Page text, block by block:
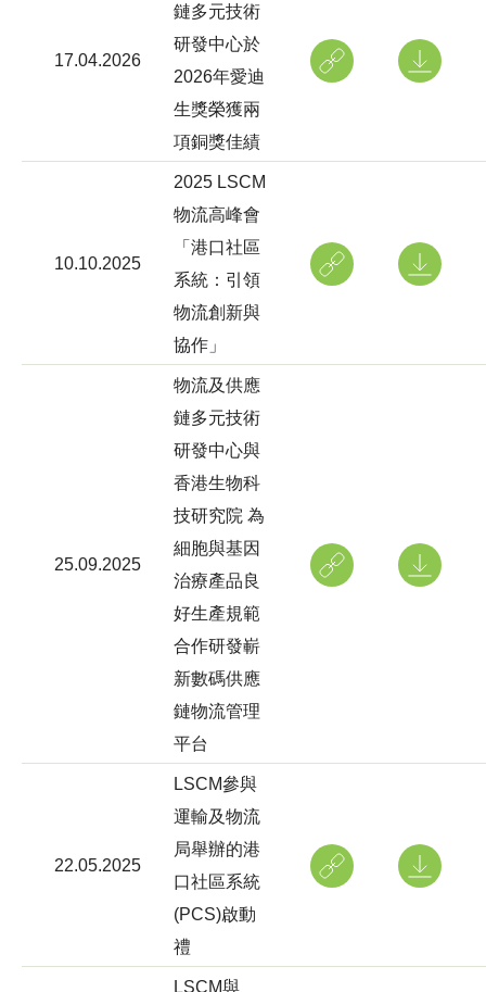
17.04.2026
鏈多元技術
研發中心於
2026年愛迪
生獎榮獲兩
項銅獎佳績
10.10.2025
2025 LSCM
物流高峰會
「港口社區
系統：引領
物流創新與
協作」
25.09.2025
物流及供應
鏈多元技術
研發中心與
香港生物科
技研究院 為
細胞與基因
治療產品良
好生產規範
合作研發嶄
新數碼供應
鏈物流管理
平台
22.05.2025
LSCM參與
運輸及物流
局舉辦的港
口社區系統
(PCS)啟動
禮
LSCM與